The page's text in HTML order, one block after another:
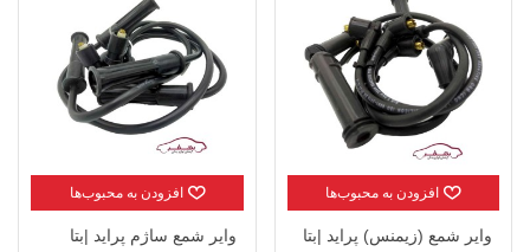
افزودن به محبوب‌ها
وایر شمع (زیمنس) پراید |بتا
افزودن به محبوب‌ها
وایر شمع ساژم پراید |بتا